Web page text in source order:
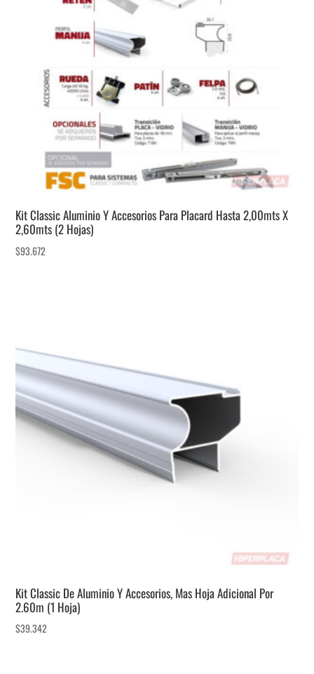
Kit Classic Aluminio Y Accesorios Para Placard Hasta 2,00mts X
2,60mts (2 Hojas)
$93.672
Kit Classic De Aluminio Y Accesorios, Mas Hoja Adicional Por
2.60m (1 Hoja)
$39.342